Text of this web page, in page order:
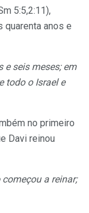
5:5,2:11),
quarenta anos e
e seis meses; em
todo o Israel e
no primeiro
Davi reinou
a reinar;